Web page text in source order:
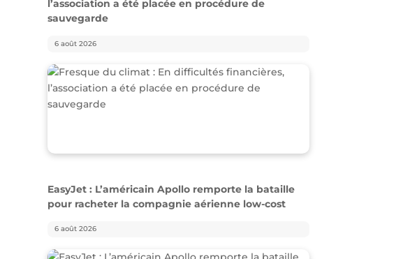
pour racheter la compagnie aérienne low-cost